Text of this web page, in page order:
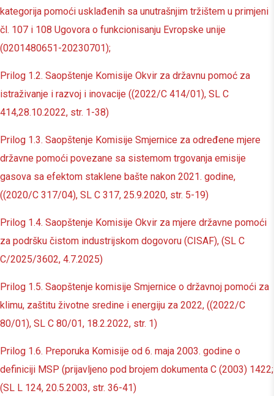
kategorija pomoći usklađenih sa unutrašnjim tržištem u primjeni
čl. 107 i 108 Ugovora o funkcionisanju Evropske unije
(0201480651-20230701);
Prilog 1.2. Saopštenje Komisije Okvir za državnu pomoć za
istraživanje i razvoj i inovacije ((2022/C 414/01), SL C
414,28.10.2022, str. 1-38)
Prilog 1.3. Saopštenje Komisije Smjernice za određene mjere
državne pomoći povezane sa sistemom trgovanja emisije
gasova sa efektom staklene bašte nakon 2021. godine,
((2020/C 317/04), SL C 317, 25.9.2020, str. 5-19)
Prilog 1.4. Saopštenje Komisije Okvir za mjere državne pomoći
za podršku čistom industrijskom dogovoru (CISAF), (SL C
C/2025/3602, 4.7.2025)
Prilog 1.5. Saopštenje komisije Smjernice o državnoj pomoći za
klimu, zaštitu životne sredine i energiju za 2022, ((2022/C
80/01), SL C 80/01, 18.2.2022, str. 1)
Prilog 1.6. Preporuka Komisije od 6. maja 2003. godine o
definiciji MSP (prijavljeno pod brojem dokumenta C (2003) 1422;
(SL L 124, 20.5.2003, str. 36-41)